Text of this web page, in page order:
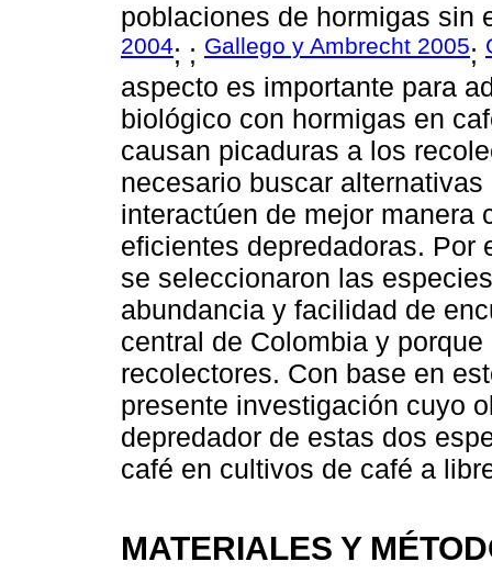
poblaciones de hormigas sin
2004; ; Gallego y Ambrecht 2005;
aspecto es importante para
biológico con hormigas en
causan picaduras a los
necesario buscar
interactúen de mejor manera
eficientes depredadoras. Por
se seleccionaron las
abundancia y facilidad de
central de Colombia y
recolectores. Con base en
presente investigación cuyo
depredador de estas dos
café en cultivos de café a
MATERIALES Y